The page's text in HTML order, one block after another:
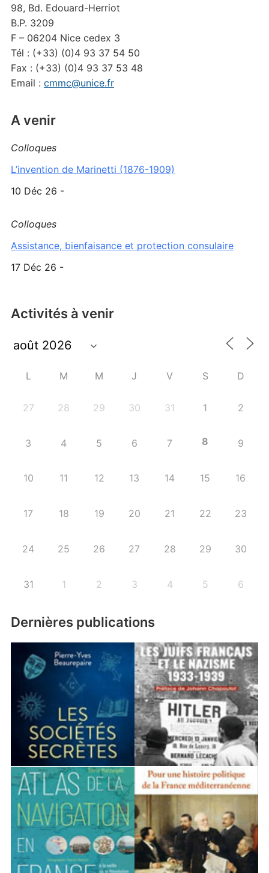
98, Bd. Edouard-Herriot
B.P. 3209
F – 06204 Nice cedex 3
Tél : (+33) (0)4 93 37 54 50
Fax : (+33) (0)4 93 37 53 48
Email : cmmc@unice.fr
A venir
Colloques
L’invention de Marinetti (1876-1909)
10 Déc 26 -
Colloques
Assistance, bienfaisance et protection consulaire
17 Déc 26 -
Activités à venir
L M M J V S D
27 28 29 30 31 1 2
3 4 5 6 7 8 9
10 11 12 13 14 15 16
17 18 19 20 21 22 23
24 25 26 27 28 29 30
31 1 2 3 4 5 6
Dernières publications